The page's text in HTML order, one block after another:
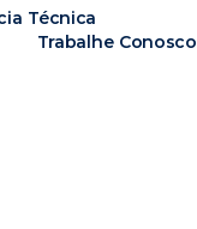
Técnica
Trabalhe Conosco